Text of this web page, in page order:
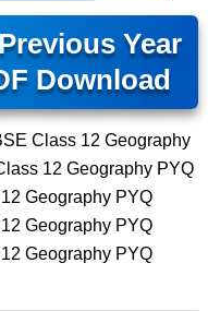
Year
Download
Class 12 Geography
12 Geography PYQ
Geography PYQ
Geography PYQ
Geography PYQ